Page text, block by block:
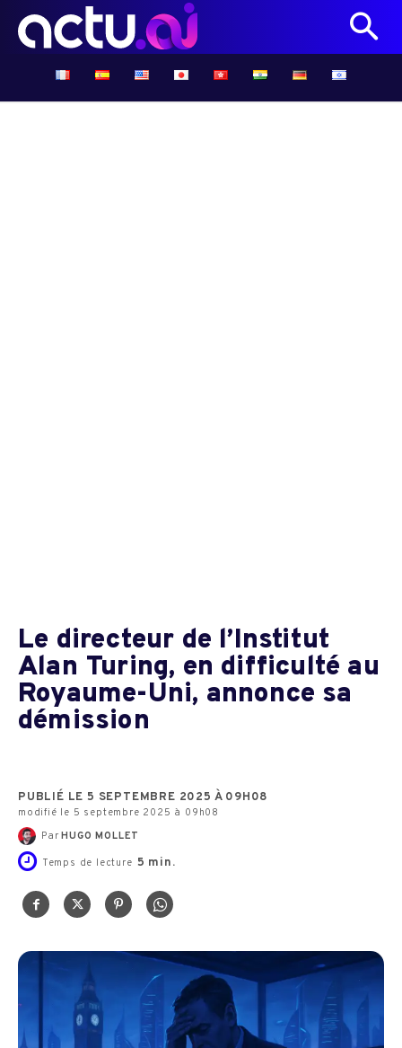
Le directeur de l’Institut
Alan Turing, en difficulté au
Royaume-Uni, annonce sa
démission
PUBLIÉ LE 5 SEPTEMBRE 2025 À 09H08
modifié le 5 septembre 2025 à 09h08
Par HUGO MOLLET
Temps de lecture 5 min.